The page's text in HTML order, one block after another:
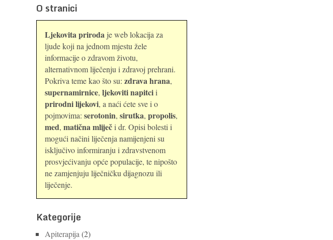
O stranici
Ljekovita priroda je web lokacija za
ljude koji na jednom mjestu žele
informacije o zdravom životu,
alternativnom liječenju i zdravoj prehrani.
Pokriva teme kao što su: zdrava hrana,
supernamirnice, ljekoviti napitcii
prirodni lijekovi, a naći ćete sve i o
pojmovima: serotonin, sirutka, propolis,
med, matična mliječi dr. Opisi bolesti i
mogući načini liječenja namijenjeni su
isključivo informiranju i zdravstvenom
prosvjećivanju opće populacije, te nipošto
ne zamjenjuju liječničku dijagnozu ili
liječenje.
Kategorije
Apiterapija (2)